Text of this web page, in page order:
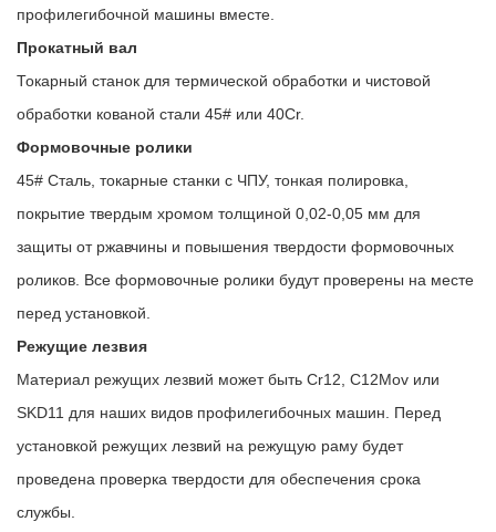
профилегибочной машины вместе.
Прокатный вал
Токарный станок для термической обработки и чистовой
обработки кованой стали 45# или 40Cr.
Формовочные ролики
45# Сталь, токарные станки с ЧПУ, тонкая полировка,
покрытие твердым хромом толщиной 0,02-0,05 мм для
защиты от ржавчины и повышения твердости формовочных
роликов. Все формовочные ролики будут проверены на месте
перед установкой.
Режущие лезвия
Материал режущих лезвий может быть Cr12, C12Mov или
SKD11 для наших видов профилегибочных машин. Перед
установкой режущих лезвий на режущую раму будет
проведена проверка твердости для обеспечения срока
службы.